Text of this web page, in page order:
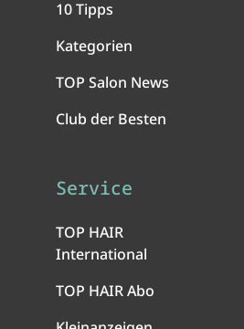
10 Tipps
Kategorien
TOP Salon News
Club der Besten
Service
TOP HAIR
International
TOP HAIR Abo